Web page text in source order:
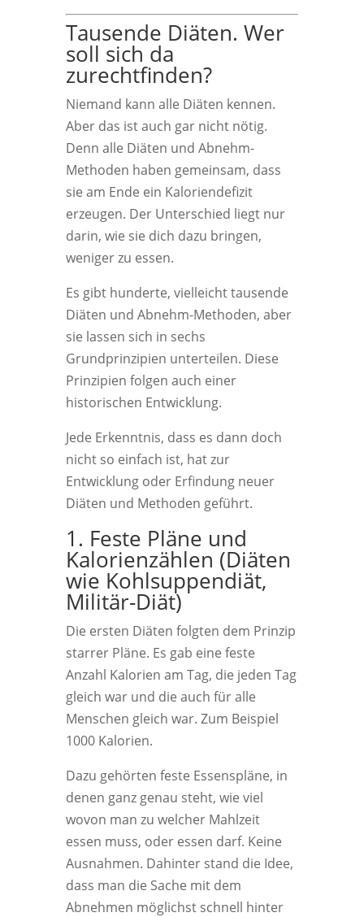
Tausende Diäten. Wer
soll sich da
zurechtfinden?
Niemand kann alle Diäten kennen.
Aber das ist auch gar nicht nötig.
Denn alle Diäten und Abnehm-
Methoden haben gemeinsam, dass
sie am Ende ein Kaloriendefizit
erzeugen. Der Unterschied liegt nur
darin, wie sie dich dazu bringen,
weniger zu essen.
Es gibt hunderte, vielleicht tausende
Diäten und Abnehm-Methoden, aber
sie lassen sich in sechs
Grundprinzipien unterteilen. Diese
Prinzipien folgen auch einer
historischen Entwicklung.
Jede Erkenntnis, dass es dann doch
nicht so einfach ist, hat zur
Entwicklung oder Erfindung neuer
Diäten und Methoden geführt.
1. Feste Pläne und
Kalorienzählen (Diäten
wie Kohlsuppendiät,
Militär-Diät)
Die ersten Diäten folgten dem Prinzip
starrer Pläne. Es gab eine feste
Anzahl Kalorien am Tag, die jeden Tag
gleich war und die auch für alle
Menschen gleich war. Zum Beispiel
1000 Kalorien.
Dazu gehörten feste Essenspläne, in
denen ganz genau steht, wie viel
wovon man zu welcher Mahlzeit
essen muss, oder essen darf. Keine
Ausnahmen. Dahinter stand die Idee,
dass man die Sache mit dem
Abnehmen möglichst schnell hinter